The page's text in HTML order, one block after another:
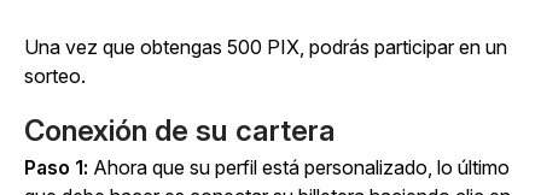
Una vez que obtengas 500 PIX, podrás participar en un
sorteo.
Conexión de su cartera
Paso 1: Ahora que su perfil está personalizado, lo último